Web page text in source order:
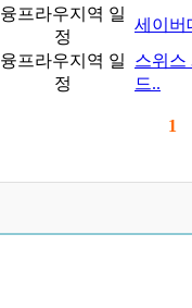
융프라우지역 일
정
세이버
융프라우지역 일
정
스위스
드..
1